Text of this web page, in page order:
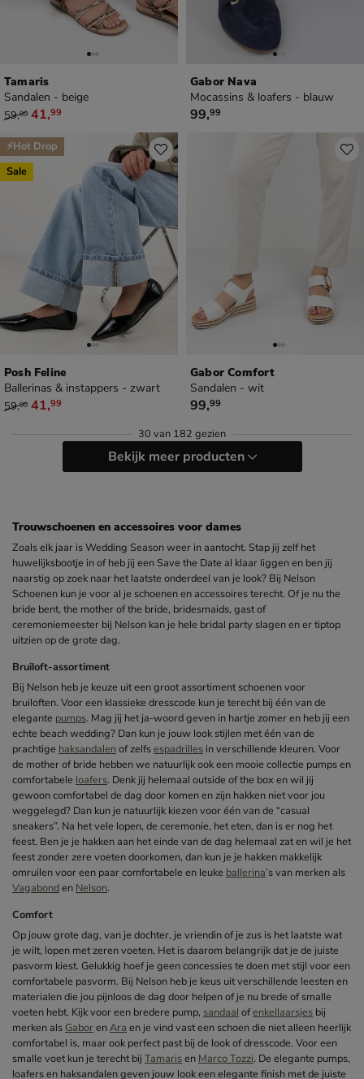
Tamaris
Sandalen - beige
van € 59,99 voor € 41,99
59,99 41,99
Gabor Nava
Mocassins & loafers - blauw
€ 99,99
99,99
Posh Feline
Ballerinas & instappers - zwart
van € 59,99 voor € 41,99
59,99 41,99
⚡Hot Drop
Sale
Gabor Comfort
Sandalen - wit
€ 99,99
99,99
30 van 182 gezien
Bekijk meer producten
Trouwschoenen en accessoires voor dames
Zoals elk jaar is Wedding Season weer in aantocht. Stap jij zelf het
huwelijksbootje in of heb jij een Save the Date al klaar liggen en ben jij
naarstig op zoek naar het laatste onderdeel van je look? Bij Nelson
Schoenen kun je voor al je schoenen en accessoires terecht. Of je nu the
bride bent, the mother of the bride, bridesmaids, gast of
ceremoniemeester bij Nelson kan je hele bridal party slagen en er tiptop
uitzien op de grote dag.
Bruiloft-assortiment
Bij Nelson heb je keuze uit een groot assortiment schoenen voor
bruiloften. Voor een klassieke dresscode kun je terecht bij één van de
elegante pumps. Mag jij het ja-woord geven in hartje zomer en heb jij een
echte beach wedding? Dan kun je jouw look stijlen met één van de
prachtige haksandalenof zelfsespadrilles in verschillende kleuren. Voor
de mother of bride hebben we natuurlijk ook een mooie collectie pumps en
comfortabele loafers. Denk jij helemaal outside of the box en wil jij
gewoon comfortabel de dag door komen en zijn hakken niet voor jou
weggelegd? Dan kun je natuurlijk kiezen voor één van de “casual
sneakers”. Na het vele lopen, de ceremonie, het eten, dan is er nog het
feest. Ben je je hakken aan het einde van de dag helemaal zat en wil je het
feest zonder zere voeten doorkomen, dan kun je je hakken makkelijk
omruilen voor een paar comfortabele en leuke ballerina’s van merken als
Vagabonden Nelson.
Comfort
Op jouw grote dag, van je dochter, je vriendin of je zus is het laatste wat
je wilt, lopen met zeren voeten. Het is daarom belangrijk dat je de juiste
pasvorm kiest. Gelukkig hoef je geen concessies te doen met stijl voor een
comfortabele pasvorm. Bij Nelson heb je keus uit verschillende leesten en
materialen die jou pijnloos de dag door helpen of je nu brede of smalle
voeten hebt. Kijk voor een bredere pump, sandaal ofenkellaarsjes bij
merken als GaborenAra en je vind vast een schoen die niet alleen heerlijk
comfortabel is, maar ook perfect past bij de look of dresscode. Voor een
smalle voet kun je terecht bij Tamarisen Marco Tozzi. De elegante pumps,
loafers en haksandalen geven jouw look een elegante finish met de juiste